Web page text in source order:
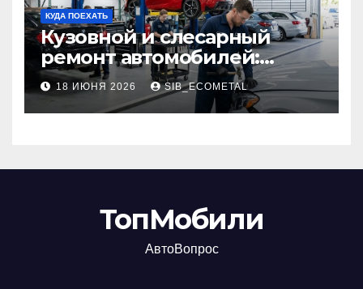
КУДА ПОЕХАТЬ
Кузовной и слесарный
ремонт автомобилей:
наличие оригинальных
запчастей производителя
и сроки выполнения работ
18 ИЮНЯ 2026 SIB_ECOMETAL
ТопМобили
АвтоВопрос